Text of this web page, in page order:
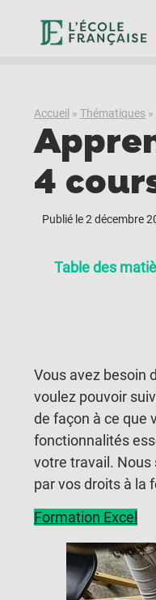
Accueil » Thématiques »
4
Publié le2 décembre
Table des
Vous avez besoin
voulez pouvoir
de façon à ce que
fonctionnalités
votre travail. Nous
par vos droits à la
Formation Excel